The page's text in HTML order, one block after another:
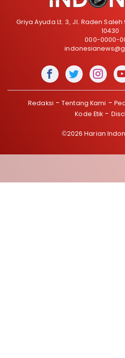
Griya Ayuda Lt. 3, Jl. Raden
10430
000-0000-
Redaksi Tentang Kami
Kode Etik
©2026 Harian